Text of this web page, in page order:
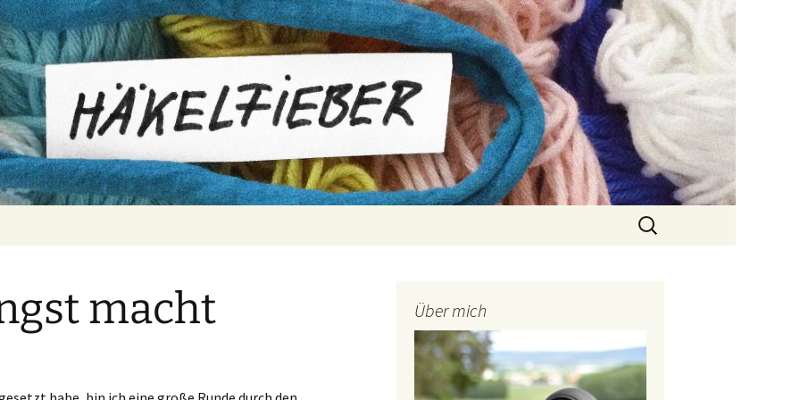
Suchen
nach:
macht Über mich